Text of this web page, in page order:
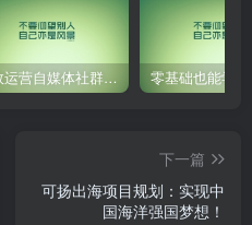
高效运营自媒体社群，让内容更有价值！
下一篇
可扬出海项目规划：实现中
国海洋强国梦想！